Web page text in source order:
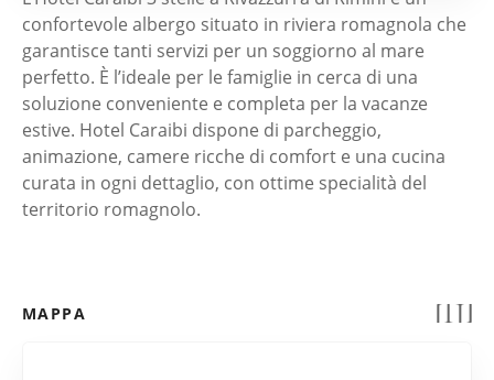
confortevole albergo situato in riviera romagnola che
garantisce tanti servizi per un soggiorno al mare
perfetto. È l’ideale per le famiglie in cerca di una
soluzione conveniente e completa per la vacanze
estive. Hotel Caraibi dispone di parcheggio,
animazione, camere ricche di comfort e una cucina
curata in ogni dettaglio, con ottime specialità del
territorio romagnolo.
MAPPA